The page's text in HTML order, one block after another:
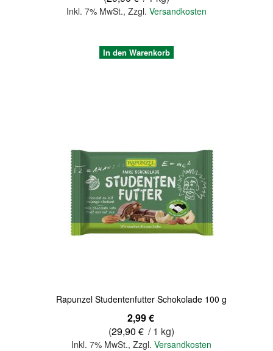
Inkl. 7% MwSt., Zzgl. Versandkosten
In den Warenkorb
Rapunzel Studentenfutter Schokolade 100 g
2,99 €
(29,90 € / 1 kg)
Inkl. 7% MwSt.,Zzgl.Versandkosten